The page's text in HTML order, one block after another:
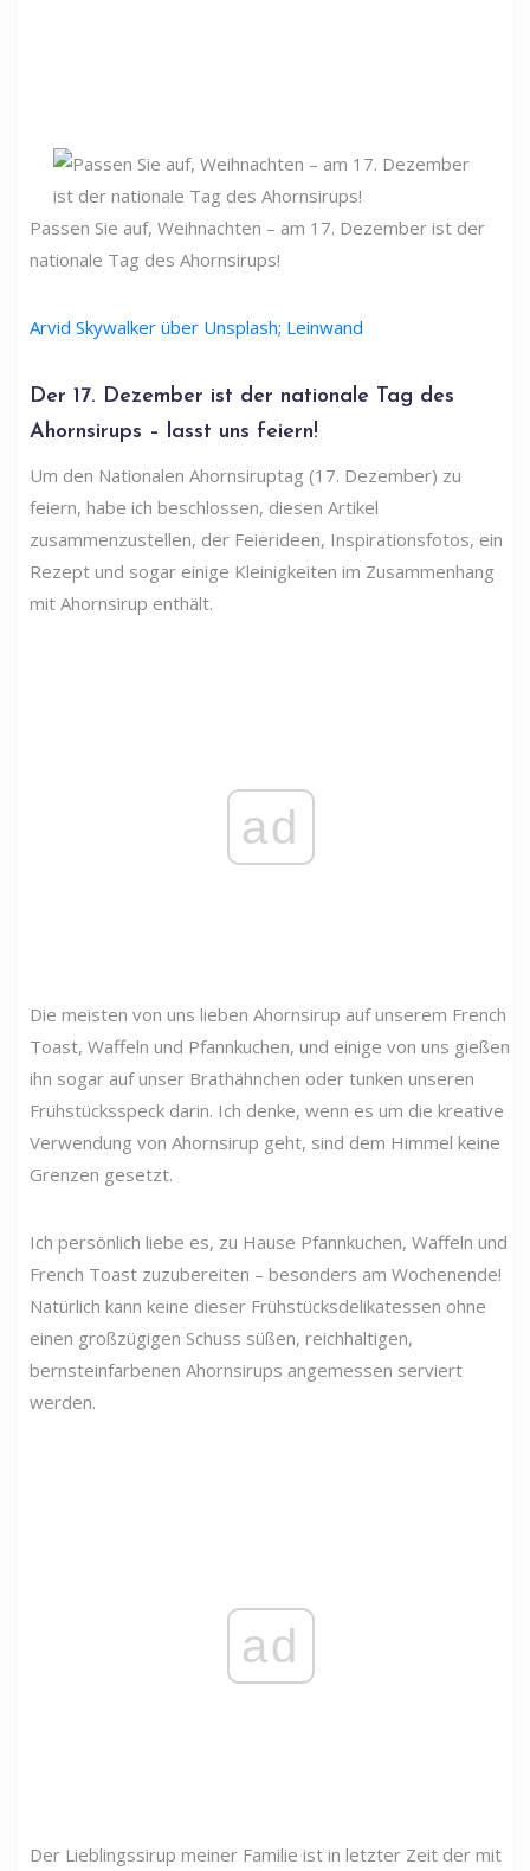
Passen Sie auf, Weihnachten – am 17. Dezember ist der
nationale Tag des Ahornsirups!
Arvid Skywalker über Unsplash; Leinwand
Der 17. Dezember ist der nationale Tag des
Ahornsirups – lasst uns feiern!
Um den Nationalen Ahornsiruptag (17. Dezember) zu
feiern, habe ich beschlossen, diesen Artikel
zusammenzustellen, der Feierideen, Inspirationsfotos, ein
Rezept und sogar einige Kleinigkeiten im Zusammenhang
mit Ahornsirup enthält.
ad
Die meisten von uns lieben Ahornsirup auf unserem French
Toast, Waffeln und Pfannkuchen, und einige von uns gießen
ihn sogar auf unser Brathähnchen oder tunken unseren
Frühstücksspeck darin. Ich denke, wenn es um die kreative
Verwendung von Ahornsirup geht, sind dem Himmel keine
Grenzen gesetzt.
Ich persönlich liebe es, zu Hause Pfannkuchen, Waffeln und
French Toast zuzubereiten – besonders am Wochenende!
Natürlich kann keine dieser Frühstücksdelikatessen ohne
einen großzügigen Schuss süßen, reichhaltigen,
bernsteinfarbenen Ahornsirups angemessen serviert
werden.
ad
Der Lieblingssirup meiner Familie ist in letzter Zeit der mit